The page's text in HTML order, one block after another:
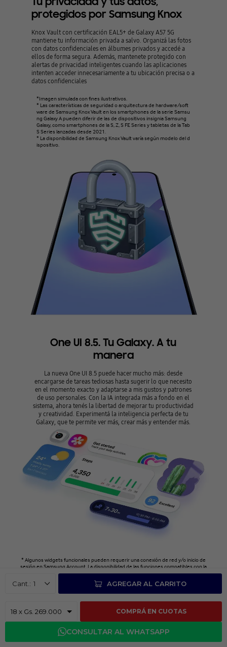
1 AGREGAR AL CARRITO
COMPRÁ EN CUOTAS
CONSULTAR AL WHATSAPP
protegidos por Samsung Knox
Knox Vault con certificación EAL5+ de Galaxy A57 5G
mantiene tu información privada a salvo. Organizá las fotos
con datos confidenciales en álbumes privados y accedé a
ellos de forma segura. Además, mantenete protegido con
alertas de privacidad inteligentes cuando las aplicaciones
intenten acceder innecesariamente a tu ubicación precisa o a
datos confidenciales
*Imagen simulada con fines ilustrativos.
* Las características de seguridad o arquitectura de hardware/soft
ware de Samsung Knox Vault en los smartphones de la serie Samsu
ng Galaxy A pueden diferir de las de dispositivos insignia Samsung
Galaxy, como smartphones de la S, Z, S FE Series y tabletas de la Tab
S Series lanzadas desde 2021.
* La disponibilidad de Samsung Knox Vault varía según modelo del d
ispositivo.
One UI 8.5. Tu Galaxy. A tu
manera
La nueva One UI 8.5 puede hacer mucho más: desde
encargarse de tareas tediosas hasta sugerir lo que necesito
en el momento exacto y adaptarse a mis gustos y patrones
de uso personales. Con la IA integrada más a fondo en el
sistema, ahora tenés la libertad de mejorar tu productividad
y creatividad. Experimentá la inteligencia perfecta de tu
Galaxy, que te permite ver más, crear más y entender más.
* Algunos widgets funcionales pueden requerir una conexión de red y/o inicio de
sesión en Samsung Account. La disponibilidad de las funciones compatibles con la
s aplicaciones puede variar según el país.